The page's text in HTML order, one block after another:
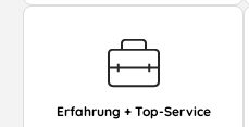
Erfahrung + Top-Service